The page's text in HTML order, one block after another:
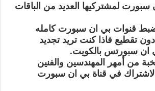
لمشتركيها العديد من الباقات
قنوات بي ان سبورت كامله
تقطيع فاذا كنت تريد تجديد
ان سبورتس بالكويت.
من أمهر المهندسين والفنين
في قناة بي ان سبورت